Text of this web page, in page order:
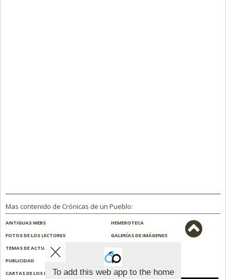
Mas contenido de Crónicas de un Pueblo:
ANTIGUAS WEBS
HEMEROTECA
FOTOS DE LOS LECTORES
GALERÍAS DE IMÁGENES
TEMAS DE ACTUALIDAD
PUBLICIDAD
CONTACTO
CARTAS DE LOS LECTORES
ENCUESTAS
To add this web app to the home